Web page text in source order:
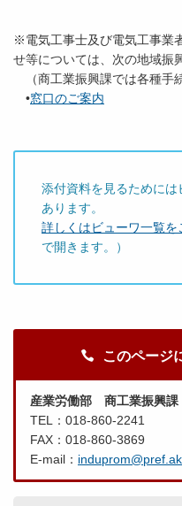
※電気工事士及び電気工事業
せ等については、次の地域振
（商工業振興課では各種手
•窓口のご案内
添付資料を見るために
あります。
詳しくはビューワ一覧を
で開きます。）
このページ
産業労働部 商工業振興課
TEL：018-860-2241
FAX：018-860-3869
E-mail：